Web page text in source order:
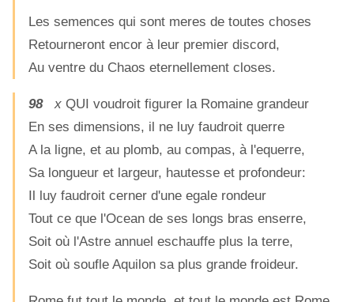
Les semences qui sont meres de toutes choses
Retourneront encor à leur premier discord,
Au ventre du Chaos eternellement closes.
98x QUI voudroit figurer la Romaine grandeur
En ses dimensions, il ne luy faudroit querre
A la ligne, et au plomb, au compas, à l'equerre,
Sa longueur et largeur, hautesse et profondeur:
Il luy faudroit cerner d'une egale rondeur
Tout ce que l'Ocean de ses longs bras enserre,
Soit où l'Astre annuel eschauffe plus la terre,
Soit où soufle Aquilon sa plus grande froideur.